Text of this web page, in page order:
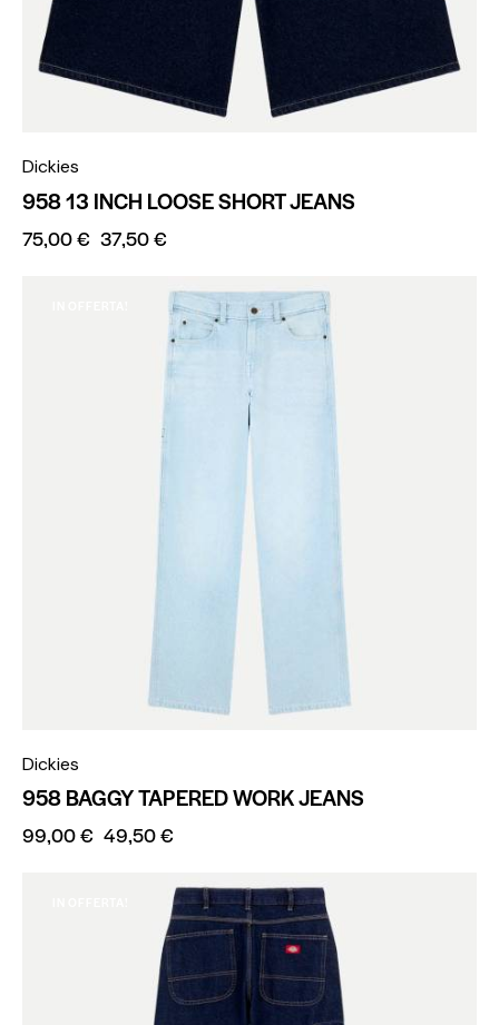
Dickies
958 13 INCH LOOSE SHORT JEANS
75,00€ 37,50€
Dickies
958 BAGGY TAPERED WORK JEANS
99,00€ 49,50€